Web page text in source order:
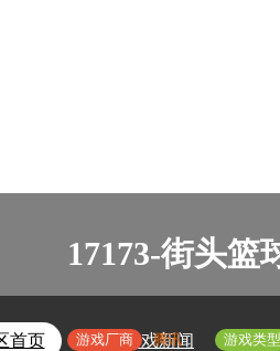
17173-街头篮
游戏厂商 腾讯 游戏类型
首页 游戏新闻